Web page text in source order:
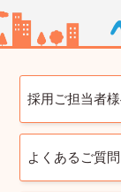
採用ご担当者
よくあるご質問